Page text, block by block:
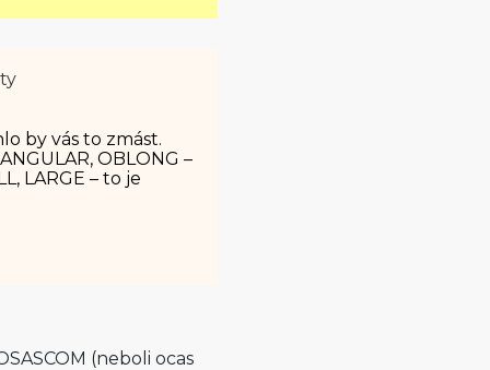
by vás to zmást.
OBLONG –
LARGE – to je
(neboli ocas